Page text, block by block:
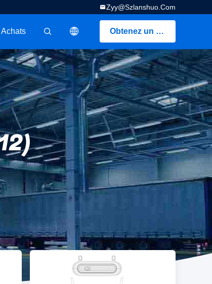
Zyy@szlanshuo.com
Obtenez un devis
描述
Achats